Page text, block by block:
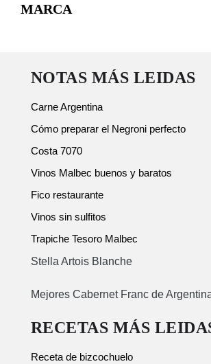
MARCA
NOTAS MÁS LEIDAS
Carne Argentina
Cómo preparar el Negroni perfecto
Costa 7070
Vinos Malbec buenos y baratos
Fico restaurante
Vinos sin sulfitos
Trapiche Tesoro Malbec
Stella Artois Blanche
Mejores Cabernet Franc de
RECETAS MÁS
Receta de bizcochuelo